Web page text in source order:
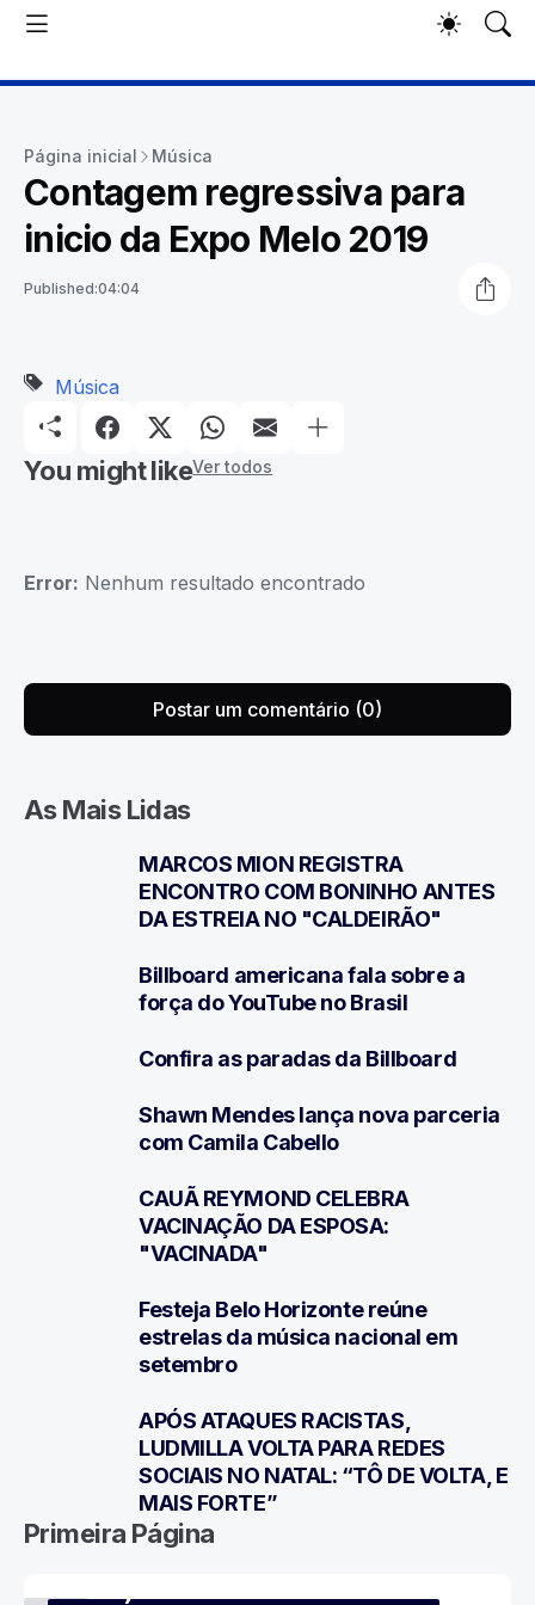
Página inicial Música
Contagem regressiva para
inicio da Expo Melo 2019
Published:04:04
Música
You might likeVer todos
Error: Nenhum resultado encontrado
Postar um comentário (0)
As Mais Lidas
MARCOS MION REGISTRA
ENCONTRO COM BONINHO ANTES
DA ESTREIA NO "CALDEIRÃO"
Billboard americana fala sobre a
força do YouTube no Brasil
Confira as paradas da Billboard
Shawn Mendes lança nova parceria
com Camila Cabello
CAUÃ REYMOND CELEBRA
VACINAÇÃO DA ESPOSA:
"VACINADA"
Festeja Belo Horizonte reúne
estrelas da música nacional em
setembro
APÓS ATAQUES RACISTAS,
LUDMILLA VOLTA PARA REDES
SOCIAIS NO NATAL: “TÔ DE VOLTA, E
MAIS FORTE”
Primeira Página